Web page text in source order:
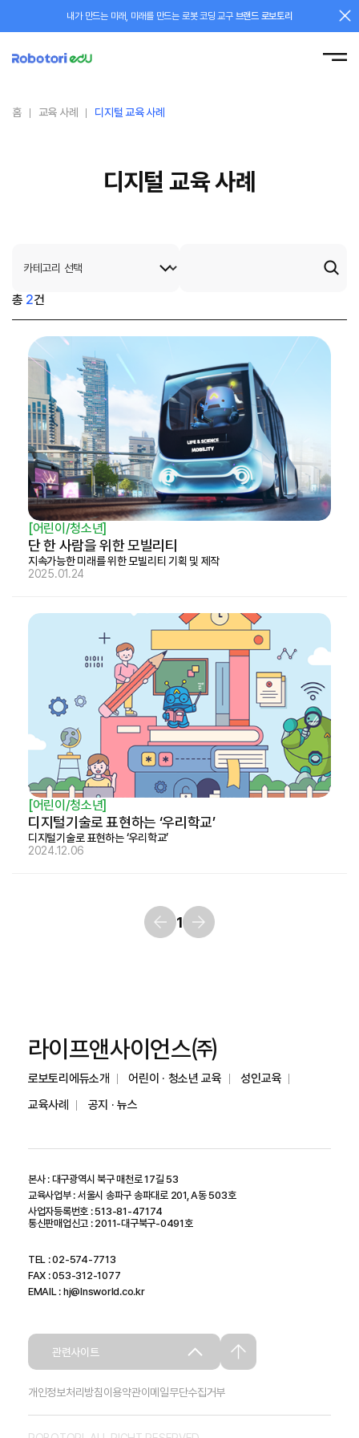
내가 만드는 미래, 미래를 만드는 로봇 코딩 교구 브랜드 로보토리
홈 교육 사례 디지털 교육 사례
디지털 교육 사례
총 2건
[어린이/청소년]
단 한 사람을 위한 모빌리티
지속가능한 미래를 위한 모빌리티 기획 및 제작
2025.01.24
[어린이/청소년]
디지털기술로 표현하는 ‘우리학교’
디지털기술로 표현하는 ‘우리학교’
2024.12.06
1
라이프앤사이언스㈜
로보토리에듀소개 어린이 · 청소년 교육
성인교육
교육사례
공지 · 뉴스
본사 : 대구광역시 북구 매천로 17길 53
교육사업부 : 서울시 송파구 송파대로 201, A동 503호
사업자등록번호 : 513-81-47174
통신판매업신고 : 2011-대구북구-0491호
TEL : 02-574-7713
FAX : 053-312-1077
EMAIL : hj@lnsworld.co.kr
관련사이트
개인정보처리방침이용약관이메일무단수집거부